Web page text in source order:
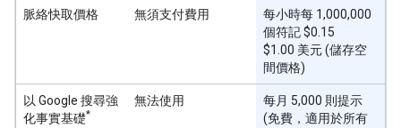
脈絡快取價格 無須支付費用
每小時每 1,000,000
個符記 $0.15
$1.00 美元 (儲存空
間價格)
以 Google 搜尋強
化事實基礎*
無法使用
每月 5,000 則提示
(免費，適用於所有